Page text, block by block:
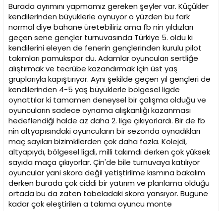
Burada ayrımını yapmamız gereken şeyler var. Küçükler
kendilerinden büyüklerle oynuyor o yüzden bu fark
normal diye bahane üretebiliriz ama fb nin yıldızları
geçen sene gençler turnuvasında Türkiye 5. oldu ki
kendilerini eleyen de fenerin gençlerinden kurulu pilot
takımları pamukspor du. Adamlar oyuncuları sertliğe
alıştırmak ve tecrübe kazandırmak için üst yaş
gruplarıyla kapıştırıyor. Aynı şekilde geçen yıl gençleri de
kendilerinden 4-5 yaş büyüklerle bölgesel ligde
oynattılar ki tamamen deneysel bir çalışma olduğu ve
oyuncuların sadece oynama alışkanlığı kazanması
hedeflendiği halde az daha 2. lige çıkıyorlardı. Bir de fb
nin altyapısındaki oyuncuların bir sezonda oynadıkları
maç sayıları bizimkilerden çok daha fazla. Kolejdi,
altyapıydı, bölgesel ligdi, milli takımdı derken çok yüksek
sayıda maça çıkıyorlar. Çin'de bile turnuvaya katılıyor
oyuncular yani skora değil yetiştirilme kısmına bakalım
derken burada çok ciddi bir yatırım ve planlama olduğu
ortada bu da zaten tabeladaki skora yansıyor. Bugüne
kadar çok eleştirilen a takıma oyuncu monte